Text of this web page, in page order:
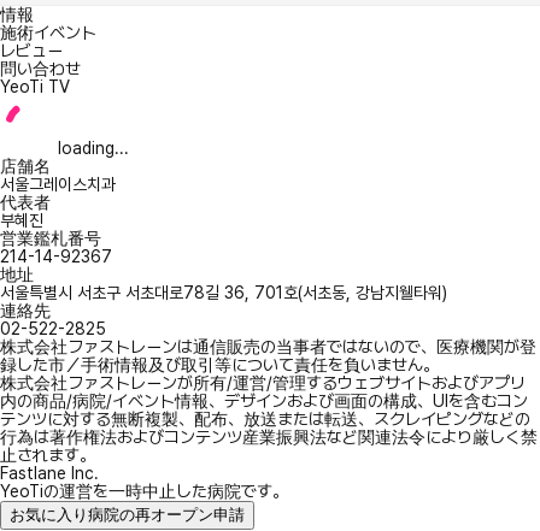
情報
施術イベント
レビュー
問い合わせ
YeoTi TV
loading...
店舗名
서울그레이스치과
代表者
부혜진
営業鑑札番号
214-14-92367
地址
서울특별시 서초구 서초대로78길 36, 701호(서초동, 강남지웰타워)
連絡先
02-522-2825
株式会社ファストレーンは通信販売の当事者ではないので、医療機関が登
録した市／手術情報及び取引等について責任を負いません。
株式会社ファストレーンが所有/運営/管理するウェブサイトおよびアプリ
内の商品/病院/イベント情報、デザインおよび画面の構成、UIを含むコン
テンツに対する無断複製、配布、放送または転送、スクレイピングなどの
行為は著作権法およびコンテンツ産業振興法など関連法令により厳しく禁
止されます。
Fastlane Inc.
YeoTiの運営を一時中止した病院です。
お気に入り病院の再オープン申請